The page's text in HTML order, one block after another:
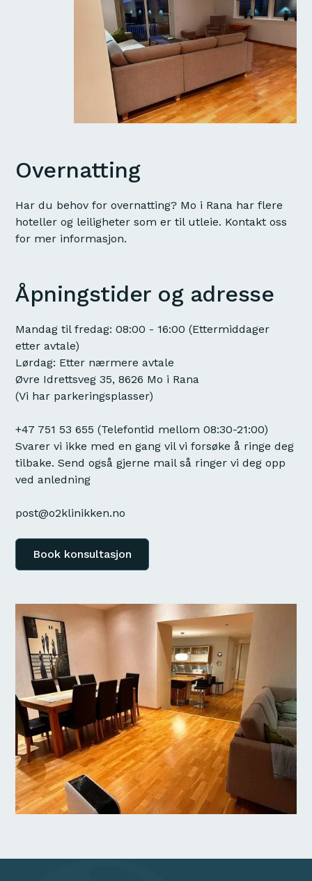
Overnatting
Har du behov for overnatting? Mo i Rana har flere
hoteller og leiligheter som er til utleie. Kontakt oss
for mer informasjon.
Åpningstider og adresse
Mandag til fredag: 08:00 - 16:00 (Ettermiddager
etter avtale)
Lørdag: Etter nærmere avtale
Øvre Idrettsveg 35, 8626 Mo i Rana
(Vi har parkeringsplasser)
+47 751 53 655(Telefontid mellom 08:30-21:00)
Svarer vi ikke med en gang vil vi forsøke å ringe deg
tilbake. Send også gjerne mail så ringer vi deg opp
ved anledning
post@o2klinikken.no
Book konsultasjon